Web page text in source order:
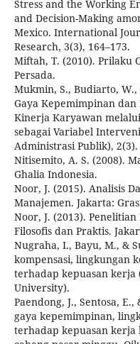
Stress and the Working
and Decision-Making
Mexico. International
Research, 3(3), 164–173.
Miftah, T. (2010). Prilaku
Persada.
Mukmin, S., Budiarto,
Gaya Kepemimpinan
Kinerja Karyawan
sebagai Variabel
Administrasi Publik), 2(3).
Nitisemito, A. S. (2008).
Ghalia Indonesia.
Noor, J. (2015). Analisis
Manajemen. Jakarta:
Noor, J. (2013).
Filosofis dan Praktis.
Nugraha, I., Bayu, M., &
kompensasi, lingkungan
terhadap kepuasan kerja
University).
Paendong, J., Sentosa,
gaya kepemimpinan,
terhadap kepuasan